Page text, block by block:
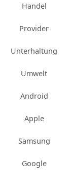
Handel
Provider
Unterhaltung
Umwelt
Android
Apple
Samsung
Google